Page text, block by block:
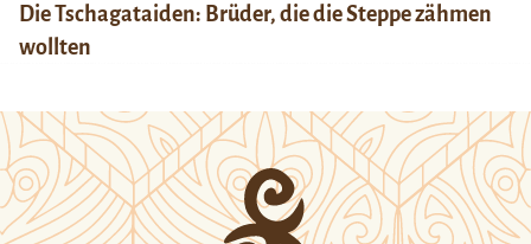
Die Tschagataiden: Brüder, die die Steppe zähmen
wollten